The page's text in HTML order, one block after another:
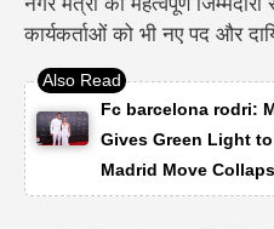
कार्यकर्ताओं को भी नए पद और
Fc barcelona rodri:
Gives Green Light
Madrid Move